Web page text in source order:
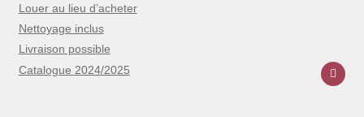
Louer au lieu d’acheter
Nettoyage inclus
Livraison possible
Catalogue 2024/2025